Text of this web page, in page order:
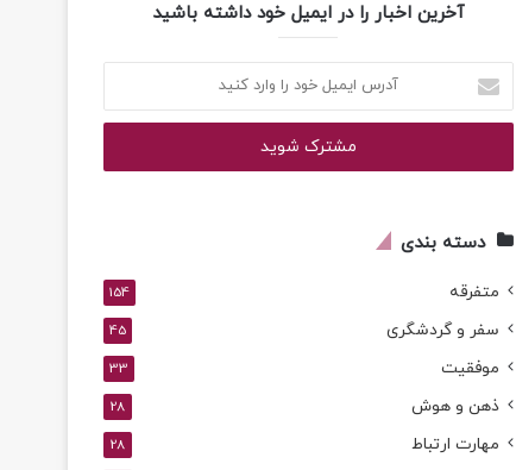
آخرین اخبار را در ایمیل خود داشته باشید
ایمیل
خود
وارد
دسته بندی
متفرقه 154
سفر و گردشگری 45
موفقیت 33
ذهن و هوش 28
مهارت ارتباط 28